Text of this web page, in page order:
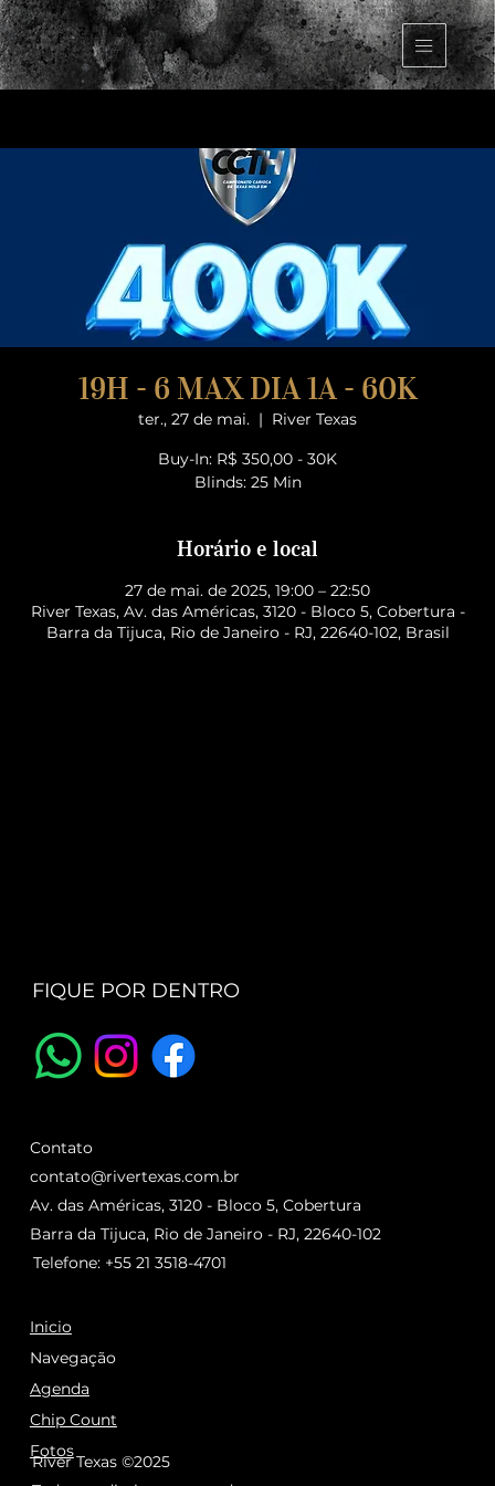
19H - 6 MAX DIA 1A - 60K
ter., 27 de mai.
  |
River Texas
Buy-In: R$ 350,00 - 30K
Blinds: 25 Min
Horário e local
27 de mai. de 2025, 19:00 – 22:50
River Texas, Av. das Américas, 3120 - Bloco 5, Cobertura -
Barra da Tijuca, Rio de Janeiro - RJ, 22640-102, Brasil
FIQUE POR DENTRO
Inicio
Agenda
Chip Count
Navegação
Fotos
River Texas ©2025
Contato
contato@rivertexas.com.br
Telefone: +55 21 3518-4701
Av. das Américas, 3120 - Bloco 5, Cobertura
Barra da Tijuca, Rio de Janeiro - RJ, 22640-102